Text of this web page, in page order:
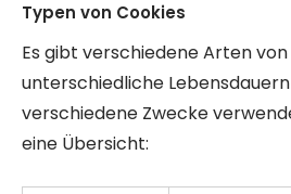
Typen von Cookies
Es gibt verschiedene Arten von
unterschiedliche
verschiedene Zwecke
eine Übersicht: